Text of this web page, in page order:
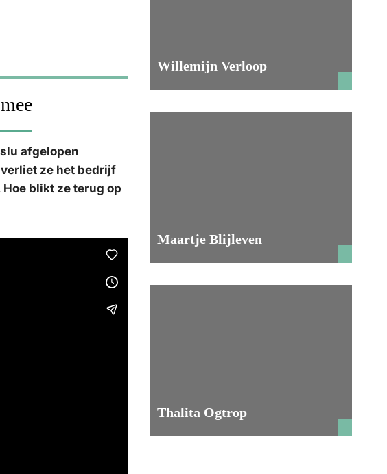
afgelopen
ze het bedrijf
blikt ze terug op
Willemijn Verloop
Maartje Blijleven
Thalita Ogtrop